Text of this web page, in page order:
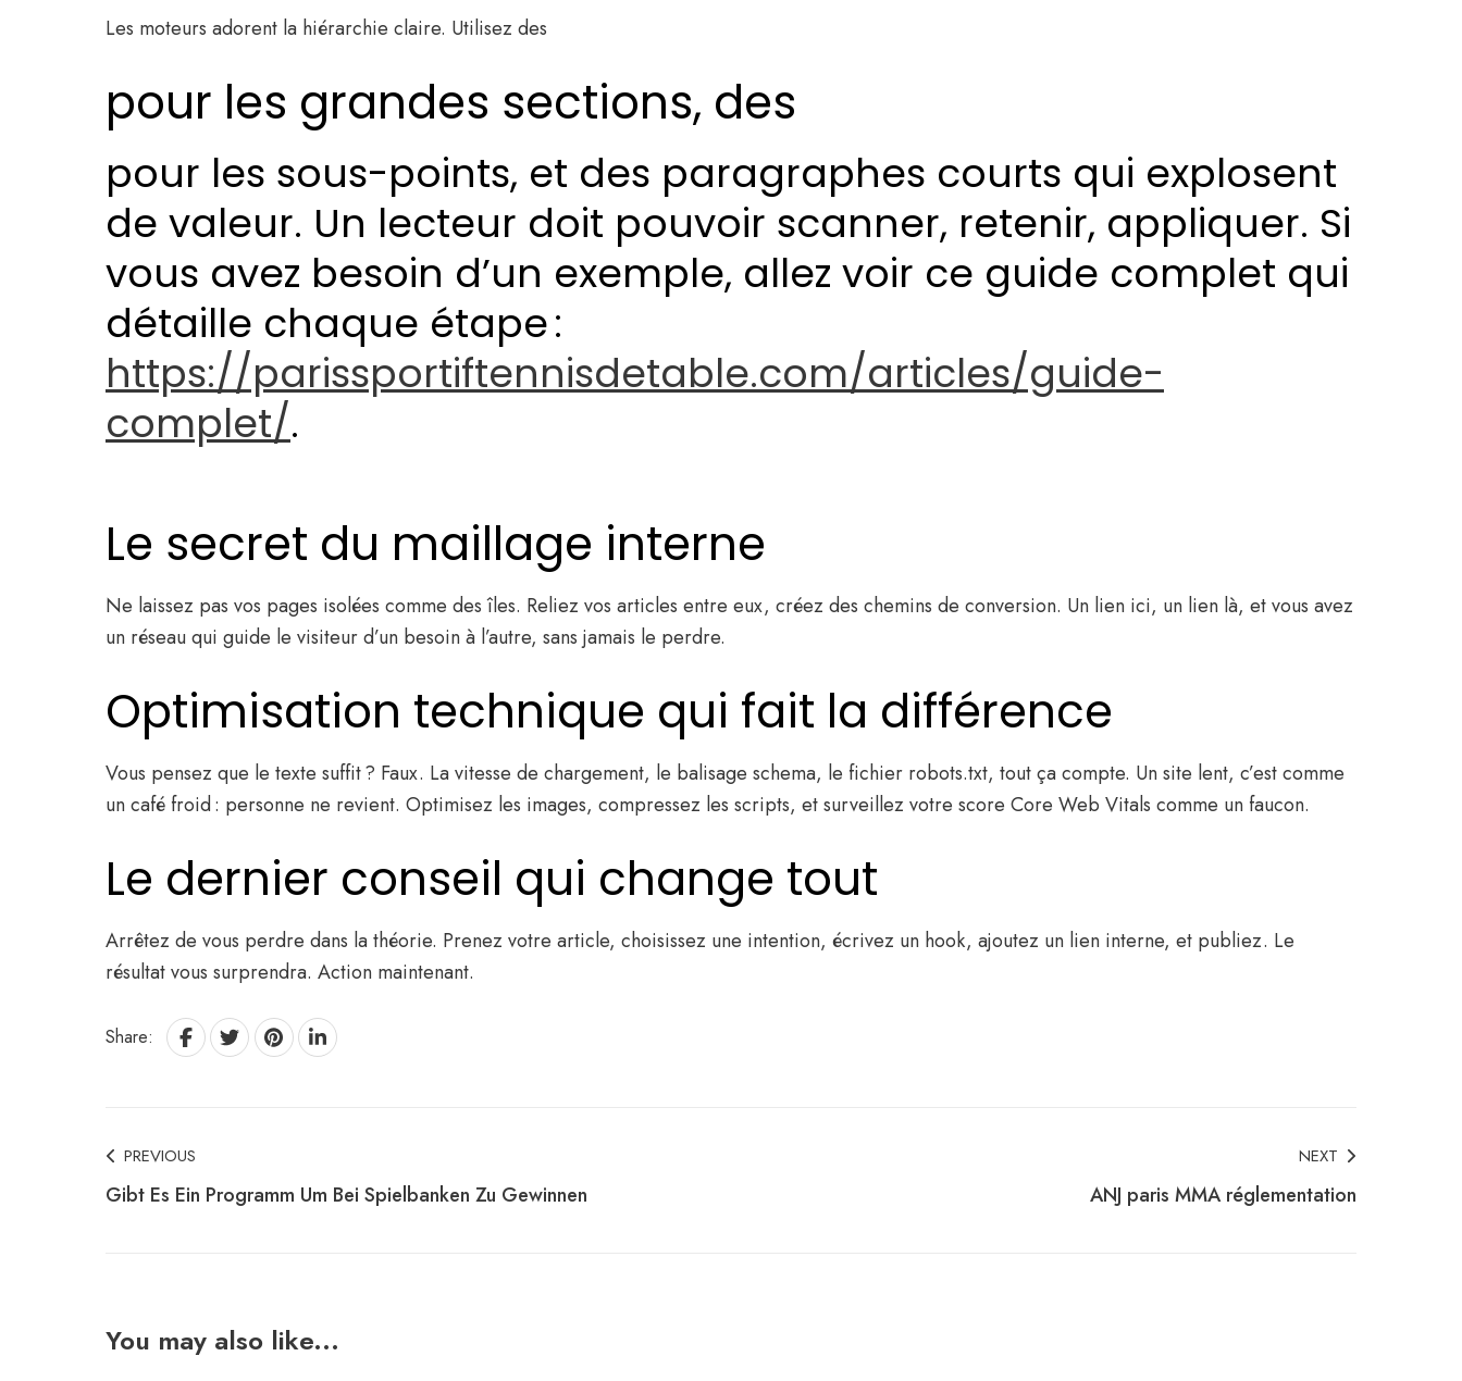
Les moteurs adorent la hiérarchie claire. Utilisez des
pour les grandes sections, des
pour les sous-points, et des paragraphes courts qui explosent
de valeur. Un lecteur doit pouvoir scanner, retenir, appliquer. Si
vous avez besoin d’un exemple, allez voir ce guide complet qui
détaille chaque étape :
https://parissportiftennisdetable.com/articles/guide-
complet/.
Le secret du maillage interne
Ne laissez pas vos pages isolées comme des îles. Reliez vos articles entre eux, créez des chemins de conversion. Un lien ici, un lien là, et vous avez
un réseau qui guide le visiteur d’un besoin à l’autre, sans jamais le perdre.
Optimisation technique qui fait la différence
Vous pensez que le texte suffit ? Faux. La vitesse de chargement, le balisage schema, le fichier robots.txt, tout ça compte. Un site lent, c’est comme
un café froid : personne ne revient. Optimisez les images, compressez les scripts, et surveillez votre score Core Web Vitals comme un faucon.
Le dernier conseil qui change tout
Arrêtez de vous perdre dans la théorie. Prenez votre article, choisissez une intention, écrivez un hook, ajoutez un lien interne, et publiez. Le
résultat vous surprendra. Action maintenant.
Share:
Post
PREVIOUS
Gibt Es Ein Programm Um Bei Spielbanken Zu Gewinnen
NEXT
ANJ paris MMA réglementation
You may also like...